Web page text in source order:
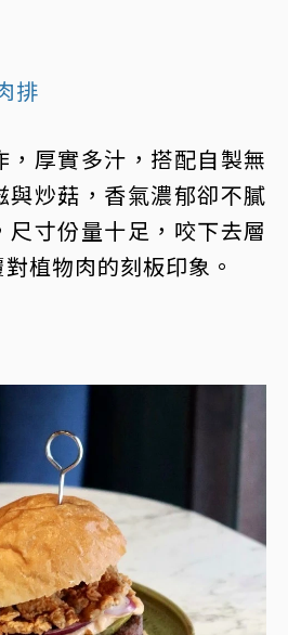
排
厚實多汁，搭配自製無
與炒菇，香氣濃郁卻不膩
尺寸份量十足，咬下去層
植物肉的刻板印象。